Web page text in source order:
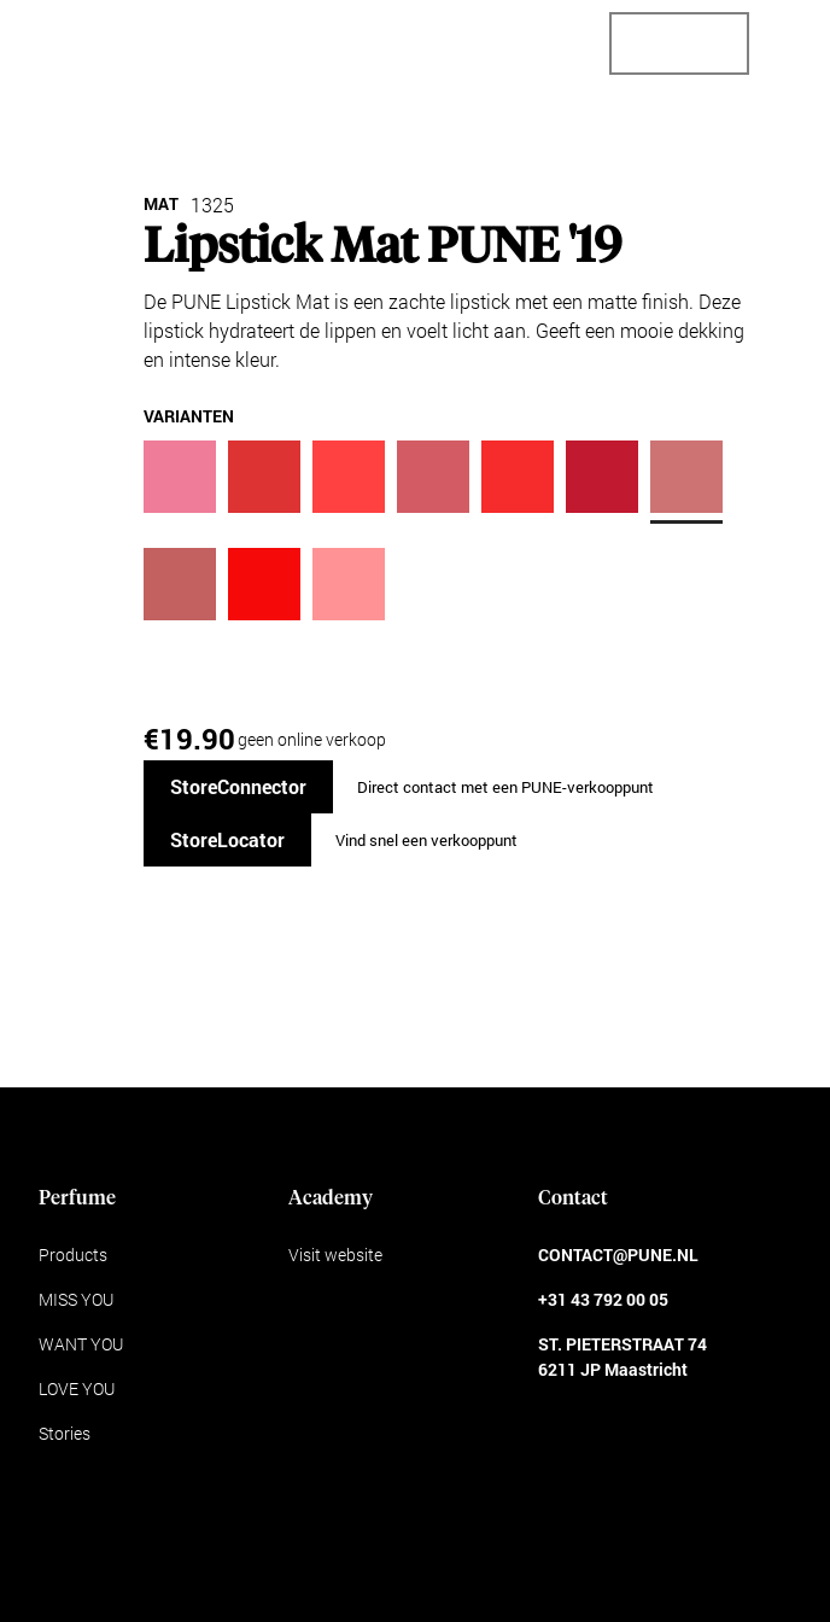
MAT 1325
Lipstick Mat PUNE '19
De PUNE Lipstick Mat is een zachte lipstick met een matte finish. Deze
lipstick hydrateert de lippen en voelt licht aan. Geeft een mooie dekking
en intense kleur.
VARIANTEN
€19.90geen online verkoop
StoreConnector Direct contact met een PUNE-verkooppunt
StoreLocator Vind snel een verkooppunt
Perfume
Products
MISS YOU
WANT YOU
LOVE YOU
Stories
Academy
Visit website
Contact
CONTACT@PUNE.NL
+31 43 792 00 05
ST. PIETERSTRAAT 74
6211 JP Maastricht